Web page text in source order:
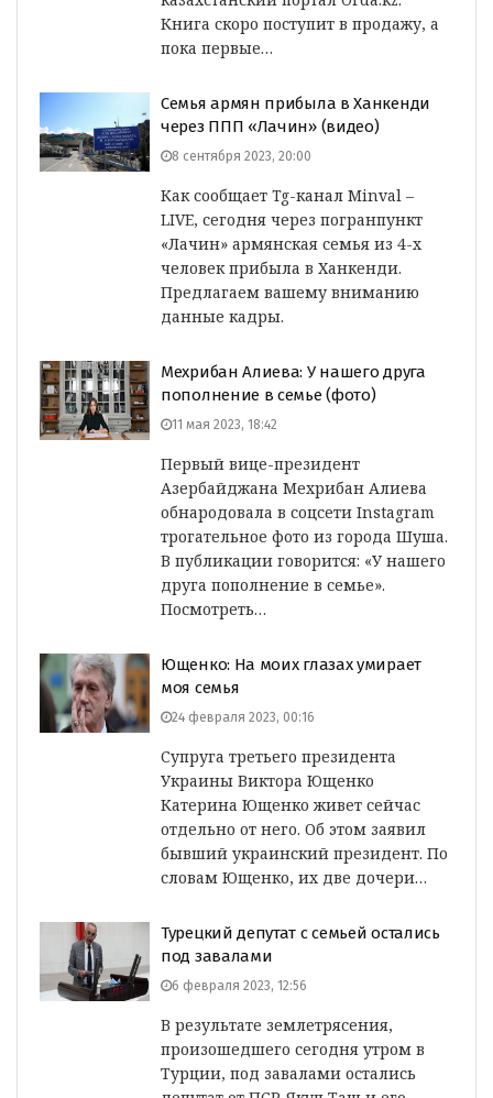
Книга скоро поступит в продажу, а
пока первые…
Семья армян прибыла в Ханкенди
через ППП «Лачин» (видео)
8 сентября 2023, 20:00
Как сообщает Tg-канал Minval –
LIVE, сегодня через погранпункт
«Лачин» армянская семья из 4-х
человек прибыла в Ханкенди.
Предлагаем вашему вниманию
данные кадры.
Мехрибан Алиева: У нашего друга
пополнение в семье (фото)
11 мая 2023, 18:42
Первый вице-президент
Азербайджана Мехрибан Алиева
обнародовала в соцсети Instagram
трогательное фото из города Шуша.
В публикации говорится: «У нашего
друга пополнение в семье».
Посмотреть…
Ющенко: На моих глазах умирает
моя семья
24 февраля 2023, 00:16
Супруга третьего президента
Украины Виктора Ющенко
Катерина Ющенко живет сейчас
отдельно от него. Об этом заявил
бывший украинский президент. По
словам Ющенко, их две дочери…
Турецкий депутат с семьей остались
под завалами
6 февраля 2023, 12:56
В результате землетрясения,
произошедшего сегодня утром в
Турции, под завалами остались